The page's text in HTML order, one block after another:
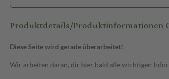
Produktdetails/Produktinformationen
Diese Seite wird gerade überarbeitet!
Wir arbeiten daran, dir hier bald alle wichtigen